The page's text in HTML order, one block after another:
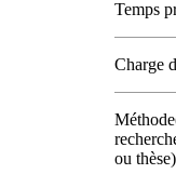
Temps
Charge
ou thèse)